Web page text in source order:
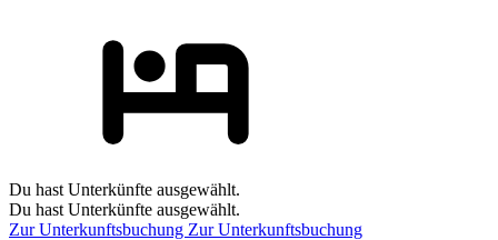
Du hast Unterkünfte ausgewählt.
Du hast Unterkünfte ausgewählt.
Zur Unterkunftsbuchung Zur Unterkunftsbuchung